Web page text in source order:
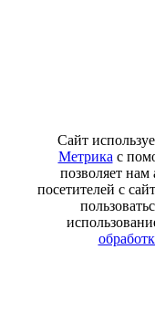
Сайт
Метрика с
позволяет нам
посетителей с